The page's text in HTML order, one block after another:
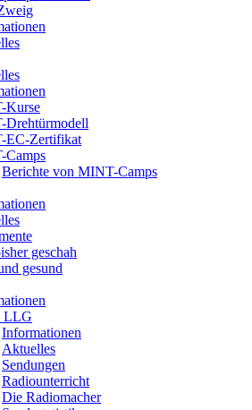
Kurse
Drehtürmodell
EC-Zertifikat
Camps
Berichte von MINT-Camps
geschah
gesund
LLG
Informationen
Aktuelles
Sendungen
Radiounterricht
Die Radiomacher